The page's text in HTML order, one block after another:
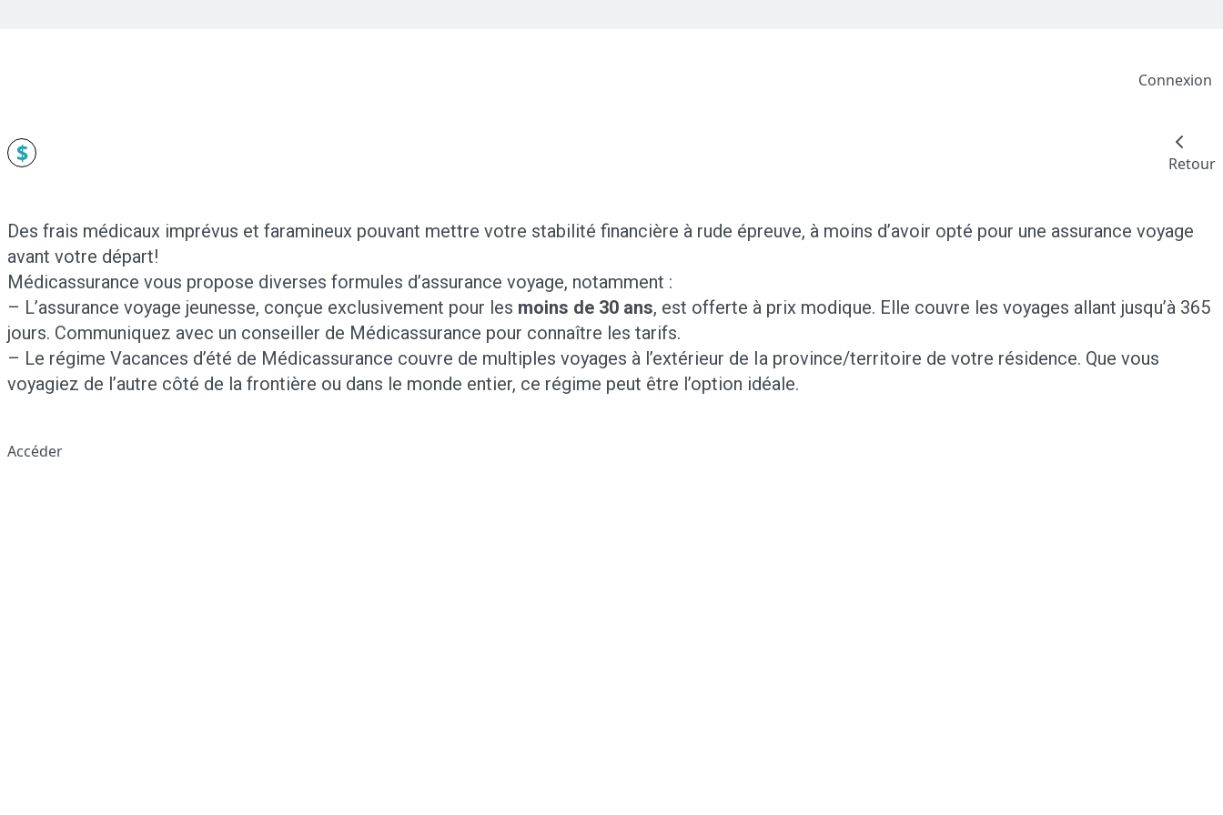
Connexion
Retour
$
Des frais médicaux imprévus et faramineux pouvant mettre votre stabilité financière à rude épreuve, à moins d’avoir opté pour une assurance voyage
avant votre départ!
Médicassurance vous propose diverses formules d’assurance voyage, notamment :
– L’assurance voyage jeunesse, conçue exclusivement pour les moins de 30 ans, est offerte à prix modique. Elle couvre les voyages allant jusqu’à 365
jours. Communiquez avec un conseiller de Médicassurance pour connaître les tarifs.
– Le régime Vacances d’été de Médicassurance couvre de multiples voyages à l’extérieur de Ia province/territoire de votre résidence. Que vous
voyagiez de l’autre côté de la frontière ou dans le monde entier, ce régime peut être l’option idéale.
Accéder